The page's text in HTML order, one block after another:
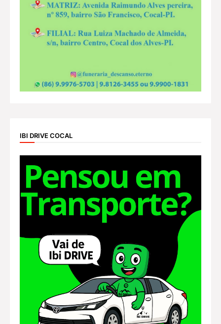
IBI DRIVE COCAL